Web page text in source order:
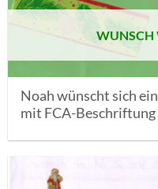
WUNSCH
Noah wünscht sich
mit FCA-Beschriftung